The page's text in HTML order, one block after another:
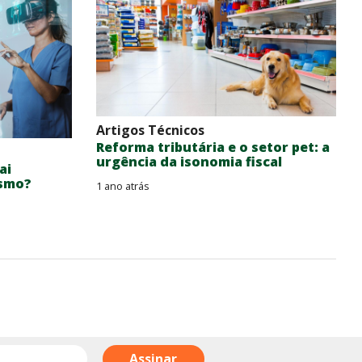
Artigos Técnicos
Reforma tributária e o setor pet: a
urgência da isonomia fiscal
1 ano atrás